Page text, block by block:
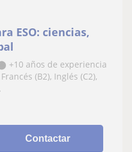
ESO: ciencias,
años de experiencia
(B2), Inglés (C2),
Contactar